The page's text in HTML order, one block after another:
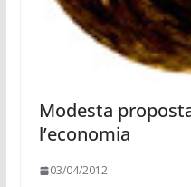
Modesta
l’economia
03/04/2012